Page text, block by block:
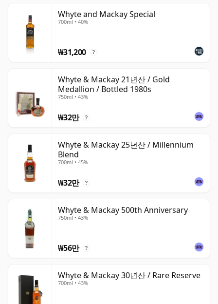
Whyte and Mackay Special
700ml • 40%
₩31,200 ?
Whyte & Mackay 21년산 / Gold
Medallion / Bottled 1980s
750ml • 43%
₩32만 ?
Whyte & Mackay 25년산 / Millennium
Blend
700ml • 45%
₩32만 ?
Whyte & Mackay 500th Anniversary
750ml • 43%
₩56만 ?
Whyte & Mackay 30년산 / Rare Reserve
700ml • 43%